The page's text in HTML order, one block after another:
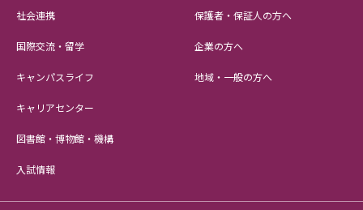
社会連携
国際交流・留学
キャンパスライフ
キャリアセンター
図書館・博物館・機構
入試情報
保護者・保証人の方へ
企業の方へ
地域・一般の方へ